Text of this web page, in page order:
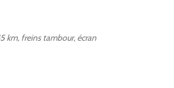
km, freins tambour, écran